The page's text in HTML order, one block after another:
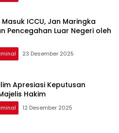
Masuk ICCU, Jan Maringka
Pencegahan Luar Negeri oleh
23 Desember 2025
Apresiasi Keputusan
Hakim
12 Desember 2025